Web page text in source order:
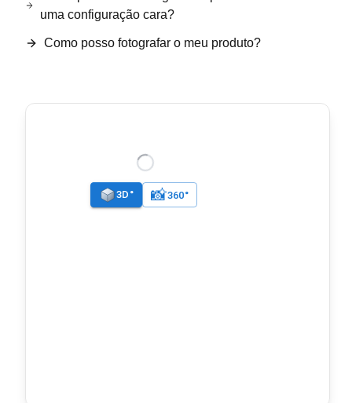
uma configuração cara?
Como posso fotografar o meu produto?